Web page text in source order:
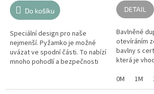
Do košíku
Speciální design pro naše
nejmenší. Pyžamko je možné
uvázat ve spodní části. To nabízí
mnoho pohodlí a bezpečnosti
DETAIL
Bavlněné
otevíráním
bavlny s
která je
alergiemi.
0M 1M